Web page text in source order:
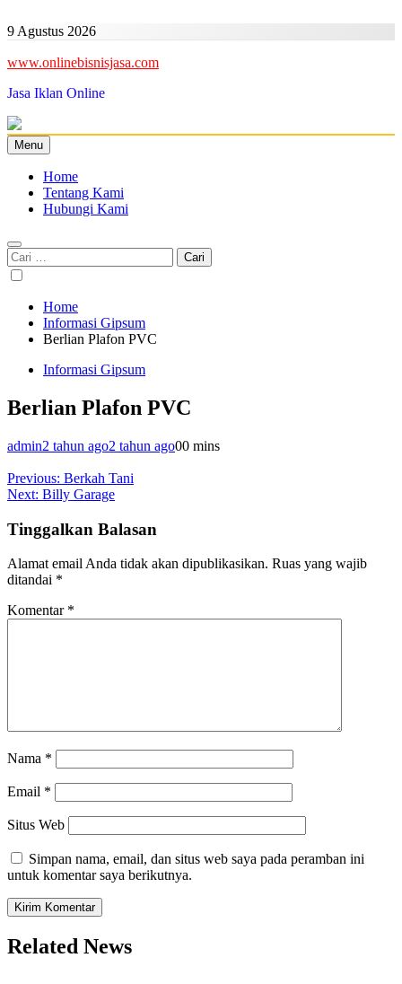
to
9 Agustus 2026
www.onlinebisnisjasa.com
Jasa Iklan Online
Menu
Home
Tentang Kami
Hubungi Kami
Cari
untuk:
Home
Informasi Gipsum
Berlian Plafon PVC
Informasi Gipsum
Berlian Plafon PVC
admin2 tahun ago2 tahun ago00 mins
Navigasi
pos
Previous: Berkah Tani
Next: Billy Garage
Tinggalkan Balasan
Alamat email Anda tidak akan dipublikasikan. Ruas yang wajib
ditandai *
Komentar *
Nama *
Email *
Situs Web
Simpan nama, email, dan situs web saya pada peramban ini
untuk komentar saya berikutnya.
Related News